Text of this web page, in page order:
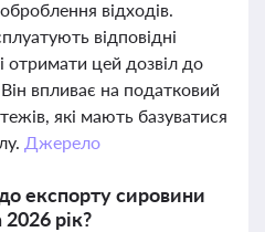
відходів.
відповідні
отримати цей дозвіл до
впливає на податковий
які мають базуватися
Джерело
експорту сировини
рік?